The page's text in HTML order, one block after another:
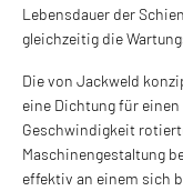
Lebensdauer der
gleichzeitig die
Die von Jackweld
eine Dichtung für
Geschwindigkeit
Maschinengestaltung
effektiv an einem sich